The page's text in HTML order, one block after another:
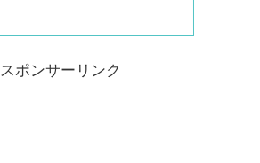
スポンサーリンク